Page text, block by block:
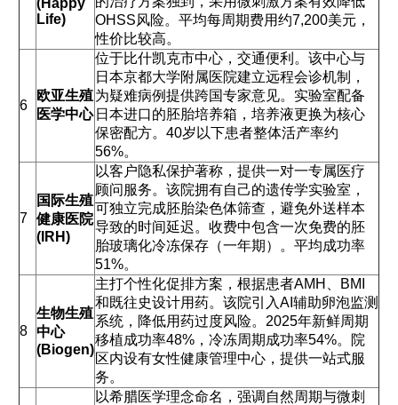
(Happy
Life)
OHSS风险。平均每周期费用约7,200美元，
性价比较高。
6
欧亚生殖
医学中心
位于比什凯克市中心，交通便利。该中心与
日本京都大学附属医院建立远程会诊机制，
为疑难病例提供跨国专家意见。实验室配备
日本进口的胚胎培养箱，培养液更换为核心
保密配方。40岁以下患者整体活产率约
56%。
7
国际生殖
健康医院
(IRH)
以客户隐私保护著称，提供一对一专属医疗
顾问服务。该院拥有自己的遗传学实验室，
可独立完成胚胎染色体筛查，避免外送样本
导致的时间延迟。收费中包含一次免费的胚
胎玻璃化冷冻保存（一年期）。平均成功率
51%。
8
生物生殖
中心
(Biogen)
主打个性化促排方案，根据患者AMH、BMI
和既往史设计用药。该院引入AI辅助卵泡监测
系统，降低用药过度风险。2025年新鲜周期
移植成功率48%，冷冻周期成功率54%。院
区内设有女性健康管理中心，提供一站式服
务。
以希腊医学理念命名，强调自然周期与微刺